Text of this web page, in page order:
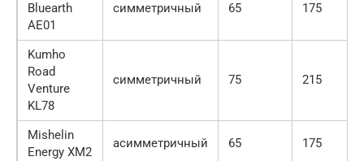
Bluearth
AE01
симметричный 65 175
Kumho
Road
Venture
KL78
симметричный 75 215
Mishelin
Energy XM2
асимметричный 65 175